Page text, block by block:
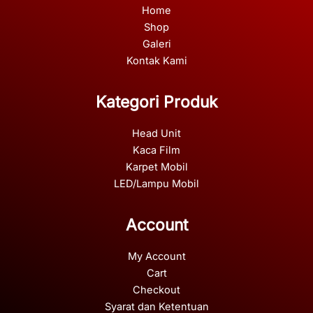
Home
Shop
Galeri
Kontak Kami
Kategori Produk
Head Unit
Kaca Film
Karpet Mobil
LED/Lampu Mobil
Account
My Account
Cart
Checkout
Syarat dan Ketentuan